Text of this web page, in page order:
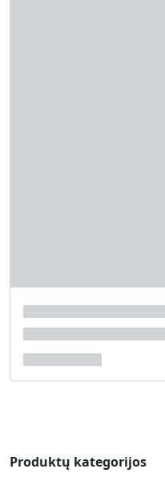
Produktų kategorijos